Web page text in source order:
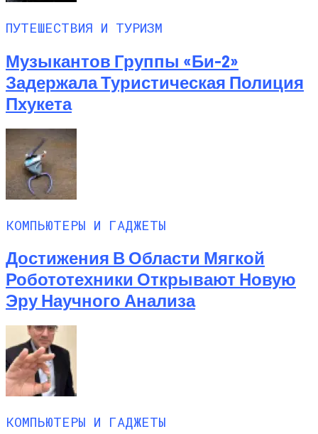
ПУТЕШЕСТВИЯ И ТУРИЗМ
Музыкантов Группы «Би-2»
Задержала Туристическая Полиция
Пхукета
КОМПЬЮТЕРЫ И ГАДЖЕТЫ
Достижения В Области Мягкой
Робототехники Открывают Новую
Эру Научного Анализа
КОМПЬЮТЕРЫ И ГАДЖЕТЫ